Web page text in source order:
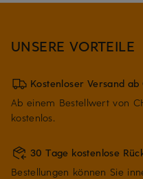
UNSERE VORTEILE
Kostenloser Versand ab
Ab einem Bestellwert von
kostenlos.
30 Tage kostenlose
Bestellungen können Sie